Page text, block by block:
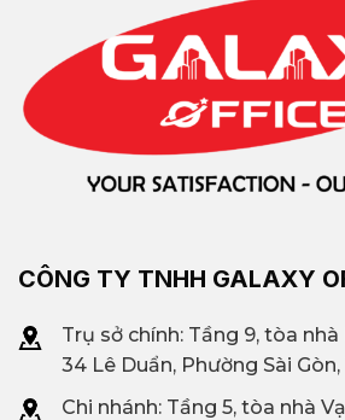
CÔNG TY TNHH GALAXY
Trụ sở chính: Tầng 9, tòa
34 Lê Duẩn, Phường Sài Gòn,
Chi nhánh: Tầng 5, tòa nhà